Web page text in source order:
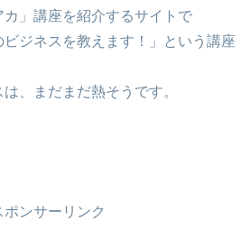
」講座を紹介するサイトで
ビジネスを教えます！」という講座
、まだまだ熱そうです。
ポンサーリンク